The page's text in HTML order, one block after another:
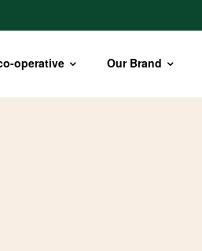
operative Our Brand